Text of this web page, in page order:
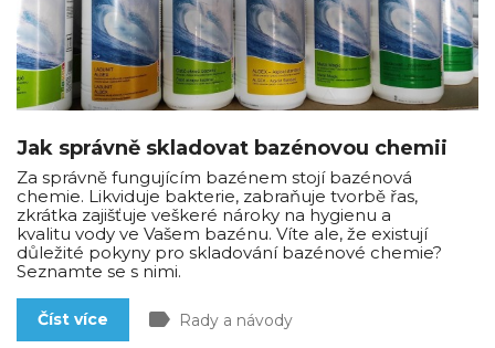
Jak správně skladovat bazénovou chemii
Za správně fungujícím bazénem stojí bazénová
chemie. Likviduje bakterie, zabraňuje tvorbě řas,
zkrátka zajišťuje veškeré nároky na hygienu a
kvalitu vody ve Vašem bazénu. Víte ale, že existují
důležité pokyny pro skladování bazénové chemie?
Seznamte se s nimi.
Číst více label Rady a návody